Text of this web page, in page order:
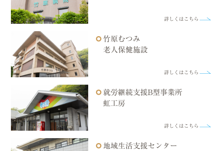
詳しくはこちら
竹原むつみ
老人保健施設
詳しくはこちら
就労継続支援B型事業所
虹工房
詳しくはこちら
地域生活支援センター